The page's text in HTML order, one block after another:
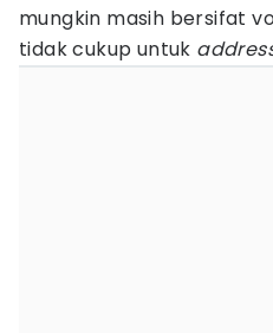
mungkin masih bersifat
tidak cukup untuk